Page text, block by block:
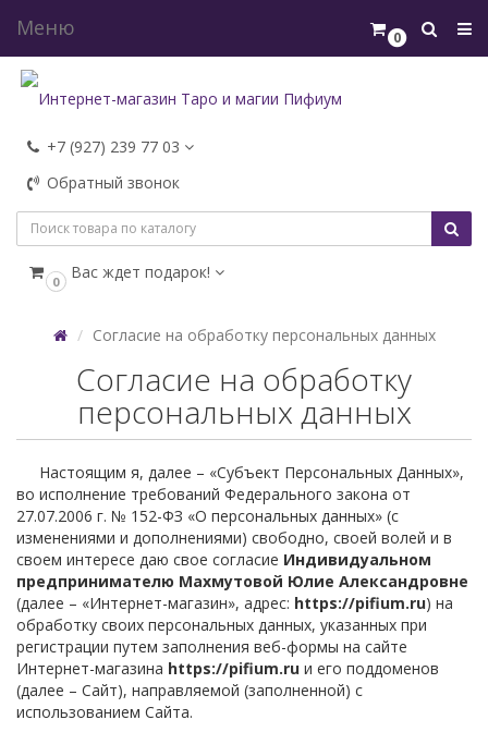
Меню 0
+7 (927) 239 77 03
Обратный звонок
0 Вас ждет подарок!
Согласие на обработку персональных данных
Согласие на обработку
персональных данных
Настоящим я, далее – «Субъект Персональных Данных»,
во исполнение требований Федерального закона от
27.07.2006 г. № 152-ФЗ «О персональных данных» (с
изменениями и дополнениями) свободно, своей волей и в
своем интересе даю свое согласие Индивидуальном
предпринимателю Махмутовой Юлие Александровне
(далее – «Интернет-магазин», адрес: https://pifium.ru) на
обработку своих персональных данных, указанных при
регистрации путем заполнения веб-формы на сайте
Интернет-магазина https://pifium.ru и его поддоменов
(далее – Сайт), направляемой (заполненной) с
использованием Сайта.